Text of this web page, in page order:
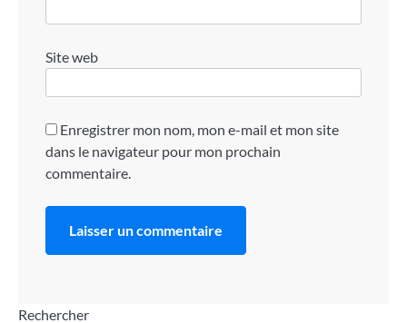
Site web
Enregistrer mon nom, mon e-mail et mon site
dans le navigateur pour mon prochain
commentaire.
Rechercher